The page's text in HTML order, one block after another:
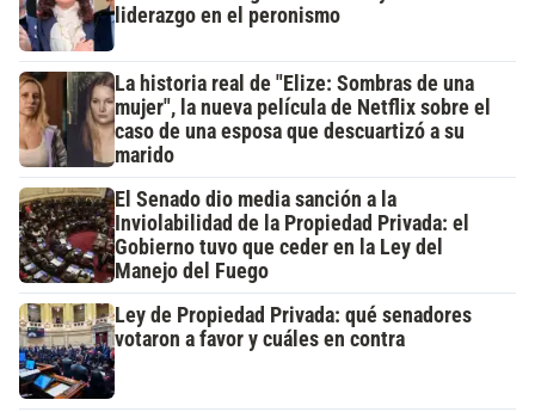
liderazgo en el peronismo
La historia real de "Elize: Sombras de una
mujer", la nueva película de Netflix sobre el
caso de una esposa que descuartizó a su
marido
El Senado dio media sanción a la
Inviolabilidad de la Propiedad Privada: el
Gobierno tuvo que ceder en la Ley del
Manejo del Fuego
Ley de Propiedad Privada: qué senadores
votaron a favor y cuáles en contra